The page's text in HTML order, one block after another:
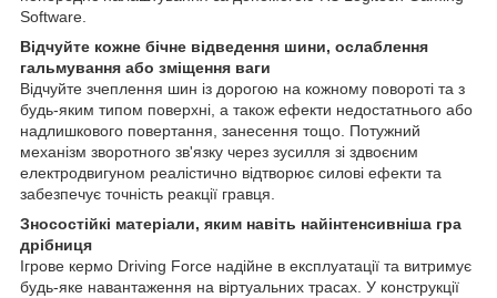
Software.
Відчуйте кожне бічне відведення шини, ослаблення
гальмування або зміщення ваги
Відчуйте зчеплення шин із дорогою на кожному повороті та з
будь-яким типом поверхні, а також ефекти недостатнього або
надлишкового повертання, занесення тощо. Потужний
механізм зворотного зв'язку через зусилля зі здвоєним
електродвигуном реалістично відтворює силові ефекти та
забезпечує точність реакції гравця.
Зносостійкі матеріали, яким навіть найінтенсивніша гра
дрібниця
Ігрове кермо Driving Force надійне в експлуатації та витримує
будь-яке навантаження на віртуальних трасах. У конструкції